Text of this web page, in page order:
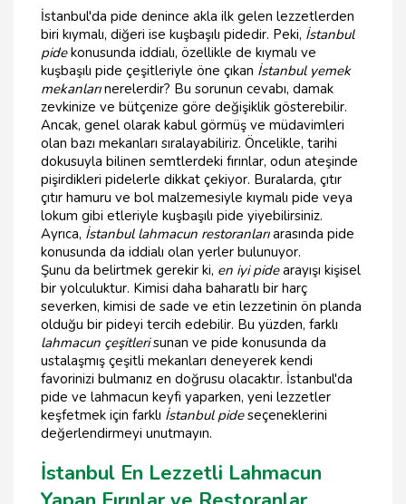
İstanbul'da pide denince akla ilk gelen lezzetlerden
biri kıymalı, diğeri ise kuşbaşılı pidedir. Peki, İstanbul
pidekonusunda iddialı, özellikle de kıymalı ve
kuşbaşılı pide çeşitleriyle öne çıkan İstanbul yemek
mekanlarınerelerdir? Bu sorunun cevabı, damak
zevkinize ve bütçenize göre değişiklik gösterebilir.
Ancak, genel olarak kabul görmüş ve müdavimleri
olan bazı mekanları sıralayabiliriz. Öncelikle, tarihi
dokusuyla bilinen semtlerdeki fırınlar, odun ateşinde
pişirdikleri pidelerle dikkat çekiyor. Buralarda, çıtır
çıtır hamuru ve bol malzemesiyle kıymalı pide veya
lokum gibi etleriyle kuşbaşılı pide yiyebilirsiniz.
Ayrıca, İstanbul lahmacun restoranlarıarasında pide
konusunda da iddialı olan yerler bulunuyor.
Şunu da belirtmek gerekir ki, en iyi pidearayışı kişisel
bir yolculuktur. Kimisi daha baharatlı bir harç
severken, kimisi de sade ve etin lezzetinin ön planda
olduğu bir pideyi tercih edebilir. Bu yüzden, farklı
lahmacun çeşitlerisunan ve pide konusunda da
ustalaşmış çeşitli mekanları deneyerek kendi
favorinizi bulmanız en doğrusu olacaktır. İstanbul'da
pide ve lahmacun keyfi yaparken, yeni lezzetler
keşfetmek için farklı İstanbul pideseçeneklerini
değerlendirmeyi unutmayın.
İstanbul En Lezzetli Lahmacun